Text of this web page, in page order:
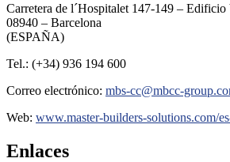
Carretera de l´Hospitalet 147-149 – Edificio
08940 – Barcelona
(ESPAÑA)
Tel.: (+34) 936 194 600
Correo electrónico: mbs-cc@mbcc-
Web: www.master-builders-solutions.com/
Enlaces